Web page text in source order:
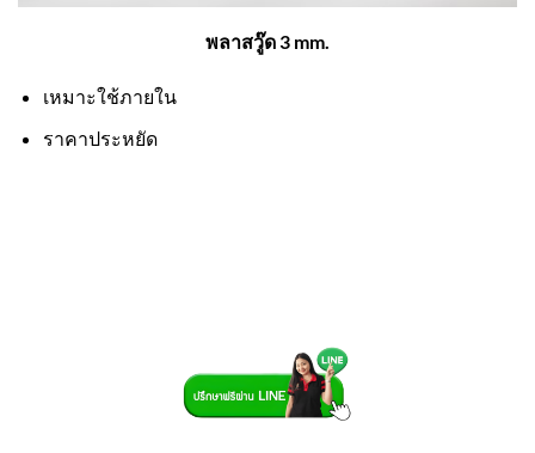
พลาสวู๊ด 3 mm.
เหมาะใช้ภายใน
ราคาประหยัด